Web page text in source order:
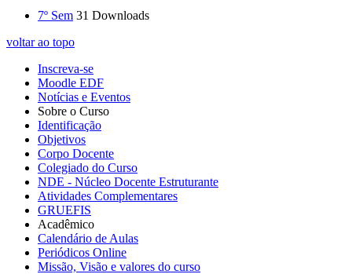
7º Sem 31 Downloads
voltar ao topo
Inscreva-se
Moodle EDF
Notícias e Eventos
Sobre o Curso
Identificação
Objetivos
Corpo Docente
Colegiado do Curso
NDE - Núcleo Docente Estruturante
Atividades Complementares
GRUEFIS
Acadêmico
Calendário de Aulas
Periódicos Online
Missão, Visão e valores do curso